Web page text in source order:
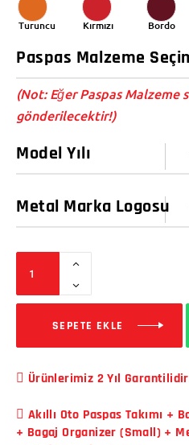
Turuncu Kırmızı Bordo
(Not: Eğer Paspas Malzeme
gönderilecektir!)
SEPETE EKLE
Ürünlerimiz 2 Yıl
Akıllı Oto Paspas Takımı +
+ Bagaj Organizer (Small) +